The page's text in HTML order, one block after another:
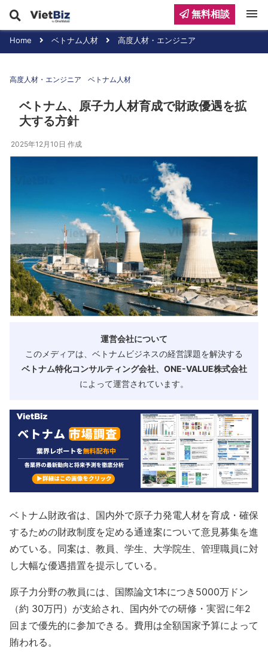
Home ベトナム人材 高度人材・エンジニア
高度人材・エンジニア ベトナム人材
ベトナム、原子力人材育成で財政優遇を拡
大する方針
2025年12月10日 作成
運営会社について
このメディアは、ベトナムビジネスの経営課題を解決する
ベトナム特化コンサルティング会社、ONE-VALUE株式会社
によって運営されています。
ベトナム財政省は、国内外で原子力発電人材を育成・確保
するための財政制度を定める通達案について意見募集を進
めている。同案は、教員、学生、大学院生、管理職員に対
し大幅な優遇措置を提示している。
原子力分野の教員には、国際論文1本につき5000万ドン
（約 30万円）が支給され、国内外での研修・実習に年2
回まで優先的に参加できる。費用は全額国家予算によって
賄われる。
無料相談 menu